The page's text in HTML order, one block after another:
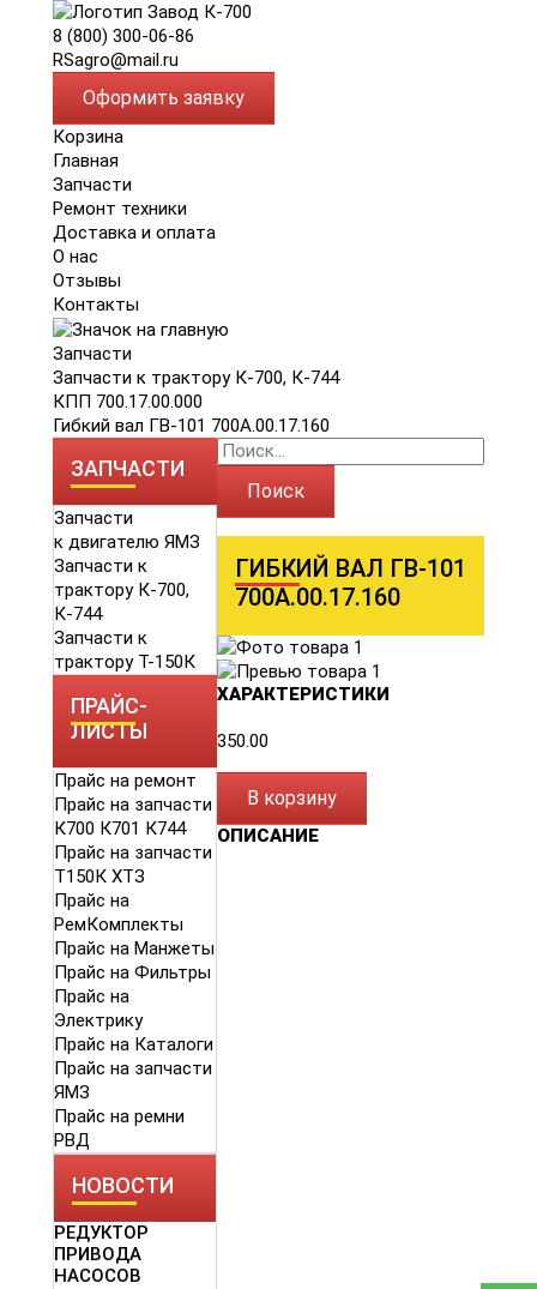
8 (800) 300-06-86
RSagro@mail.ru
Оформить заявку
Корзина
Главная
Запчасти
Ремонт техники
Доставка и оплата
О нас
Отзывы
Контакты
Запчасти
Запчасти к трактору К-700, К-744
КПП 700.17.00.000
Гибкий вал ГВ-101 700А.00.17.160
ЗАПЧАСТИ
Запчасти
к двигателю ЯМЗ
Запчасти к
трактору К-700,
К-744
Запчасти к
трактору Т-150К
ПРАЙС-
ЛИСТЫ
Прайс на ремонт
Прайс на запчасти
К700 К701 К744
Прайс на запчасти
Т150К ХТЗ
Прайс на
РемКомплекты
Прайс на Манжеты
Прайс на Фильтры
Прайс на
Электрику
Прайс на Каталоги
Прайс на запчасти
ЯМЗ
Прайс на ремни
РВД
НОВОСТИ
РЕДУКТОР
ПРИВОДА
НАСОСОВ
Поиск
ГИБКИЙ ВАЛ ГВ-101
700А.00.17.160
ХАРАКТЕРИСТИКИ
350.00
В корзину
ОПИСАНИЕ